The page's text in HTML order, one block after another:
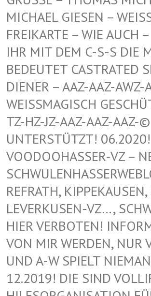
ICHAEL GIESEN –
EIKARTE – WIE AUCH –
R MIT DEM C-S-S DIE
DEUTET CASTRATED
ENER – AAZ-AAZ-AWZ-
ISSMAGISCH
HZ-JZ-AAZ-AAZ-AAZ-©
ERSTÜTZT! 06.2020!
DOOHASSER-VZ –
WULENHASSERWEBLOG
RATH, KIPPEKAUSEN,
ERKUSEN-VZ…,
R VERBOTEN!
MIR WERDEN, NUR VON
A-W SPIELT NIEMAND –
2019! DIE SIND